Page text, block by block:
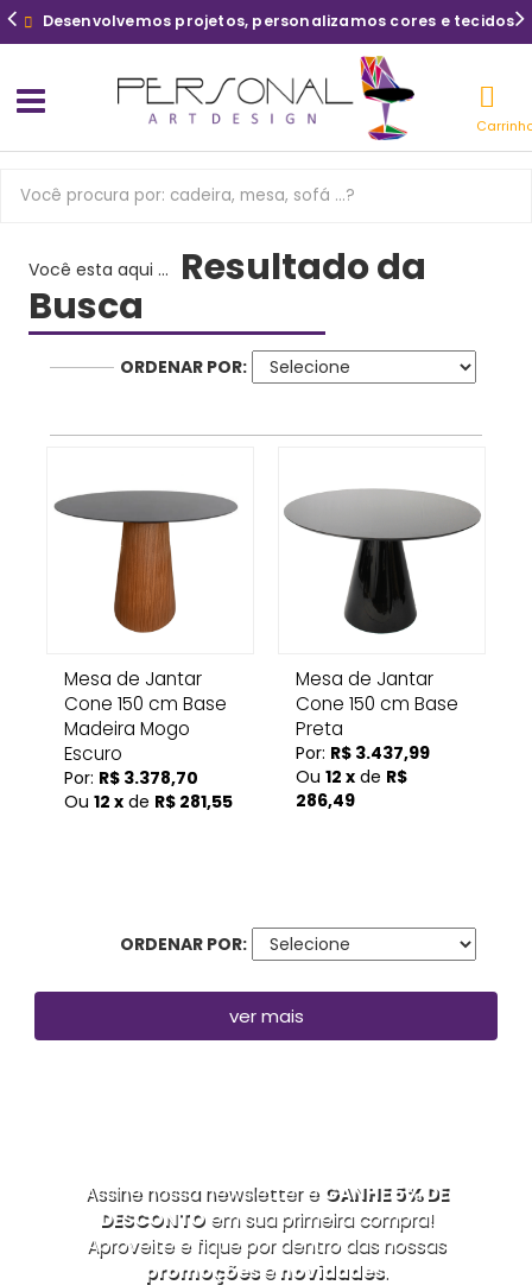
Desenvolvemos projetos, personalizamos cores e tecidos
Você esta aqui ... Resultado da
Busca
ORDENAR POR:
Mesa de Jantar
Cone 150 cm Base
Madeira Mogo
Escuro
Por: R$ 3.378,70
Ou 12 x de R$ 281,55
Mesa de Jantar
Cone 150 cm Base
Preta
Por: R$ 3.437,99
Ou 12 x de R$
286,49
ORDENAR POR:
ver mais
Assine nossa newsletter e GANHE 5% DE
DESCONTOem sua primeira compra!
Aproveite e fique por dentro das nossas
promoçõesenovidades.